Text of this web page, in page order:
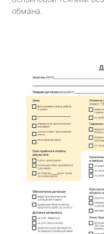
обмана.